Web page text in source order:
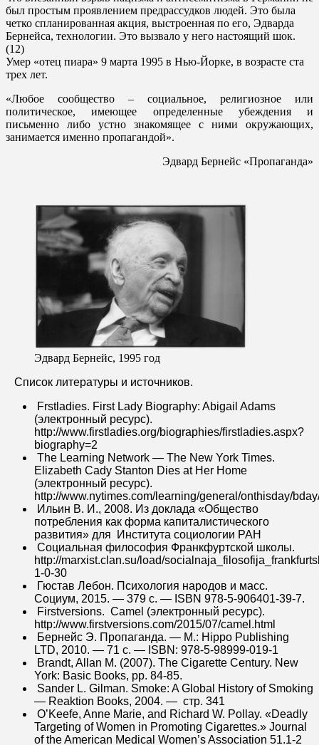
был простым проявлением предрассудков людей. Это была
четко спланированная акция, выстроенная по его, Эдварда
Бернейса, технологии. Это вызвало у него настоящий шок.
(12)
Умер «отец пиара» 9 марта 1995 в Нью-Йорке, в возрасте ста
трех лет.
«Любое сообщество – социальное, религиозное или
политическое, имеющее определенные убеждения и
письменно либо устно знакомящее с ними окружающих,
занимается именно пропагандой».
Эдвард Бернейс «Пропаганда»
Эдвард Бернейс, 1995 год
Список литературы и источников.
Frstladies. First Lady Biography: Abigail Adams
(электронный ресурс).
http://www.firstladies.org/biographies/firstladies.aspx?
biography=2
The Learning Network — The New York Times.
Elizabeth Cady Stanton Dies at Her Home
(электронный ресурс).
http://www.nytimes.com/learning/general/onthisday/
Ильин В. И., 2008. Из доклада «Общество
потребления как форма капиталистического
развития» для Института социологии РАН
Социальная философия Франкфуртской школы.
http://marxist.clan.su/load/
1-0-30
Гюстав Лебон. Психология народов и масс.
Социум, 2015. — 379 с. — ISBN 978-5-906401-39-7.
Firstversions. Camel (электронный ресурс).
http://www.firstversions.com/2015/07/camel.html
Бернейс Э. Пропаганда. — М.: Hippo Publishing
LTD, 2010. — 71 с. — ISBN: 978-5-98999-019-1
Brandt, Allan M. (2007). The Cigarette Century. New
York: Basic Books, pp. 84-85.
Sander L. Gilman. Smoke: A Global History of Smoking
— Reaktion Books, 2004. — стр. 341
O’Keefe, Anne Marie, and Richard W. Pollay. «Deadly
Targeting of Women in Promoting Cigarettes.» Journal
of the American Medical Women’s Association 51.1-2